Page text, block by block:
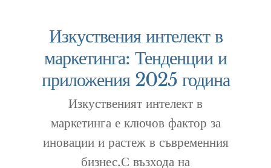
Изкуствения интелект в
маркетинга: Тенденции и
приложения 2025 година
Изкуственият интелект в
маркетинга е ключов фактор за
иновации и растеж в съвременния
бизнес.С възхода на